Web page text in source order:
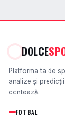
DOLCE
Platforma ta de
analize și
contează.
FOTBAL